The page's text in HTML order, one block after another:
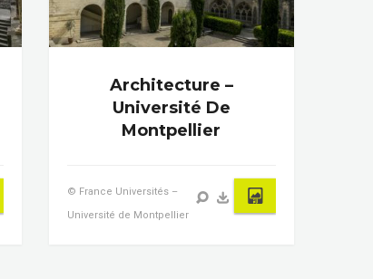
Architecture –
Université De
Montpellier
© France Universités –
Université de Montpellier